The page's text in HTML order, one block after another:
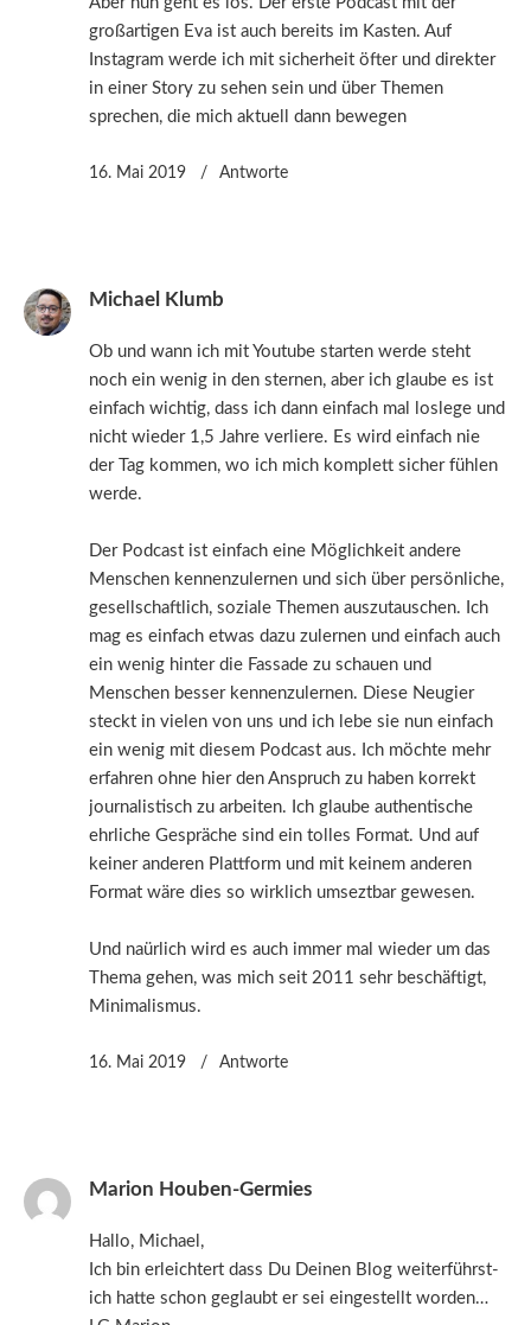
großartigen Eva ist auch bereits im Kasten. Auf
Instagram werde ich mit sicherheit öfter und direkter
in einer Story zu sehen sein und über Themen
sprechen, die mich aktuell dann bewegen
16. Mai 2019 Antworte
Michael Klumb
Ob und wann ich mit Youtube starten werde steht
noch ein wenig in den sternen, aber ich glaube es ist
einfach wichtig, dass ich dann einfach mal loslege und
nicht wieder 1,5 Jahre verliere. Es wird einfach nie
der Tag kommen, wo ich mich komplett sicher fühlen
werde.
Der Podcast ist einfach eine Möglichkeit andere
Menschen kennenzulernen und sich über persönliche,
gesellschaftlich, soziale Themen auszutauschen. Ich
mag es einfach etwas dazu zulernen und einfach auch
ein wenig hinter die Fassade zu schauen und
Menschen besser kennenzulernen. Diese Neugier
steckt in vielen von uns und ich lebe sie nun einfach
ein wenig mit diesem Podcast aus. Ich möchte mehr
erfahren ohne hier den Anspruch zu haben korrekt
journalistisch zu arbeiten. Ich glaube authentische
ehrliche Gespräche sind ein tolles Format. Und auf
keiner anderen Plattform und mit keinem anderen
Format wäre dies so wirklich umseztbar gewesen.
Und naürlich wird es auch immer mal wieder um das
Thema gehen, was mich seit 2011 sehr beschäftigt,
Minimalismus.
16. Mai 2019 Antworte
Marion Houben-Germies
Hallo, Michael,
Ich bin erleichtert dass Du Deinen Blog weiterführst-
ich hatte schon geglaubt er sei eingestellt worden…